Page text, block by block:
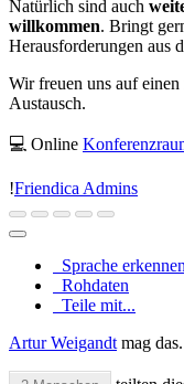
Natürlich sind auch
willkommen. Bringt
Herausforderungen aus
Wir freuen uns auf
Austausch.
💻 Online
!Friendica Admins
Sprache erkennen
Rohdaten
Teile mit...
Artur Weigandt mag das.